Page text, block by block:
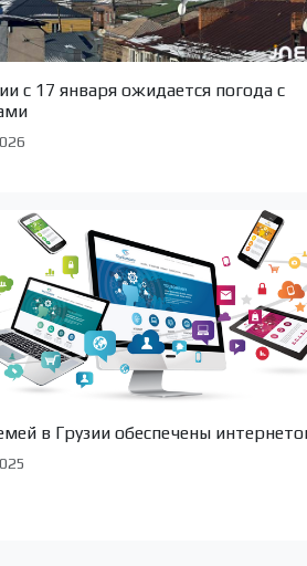
с 17 января ожидается погода с
в Грузии обеспечены